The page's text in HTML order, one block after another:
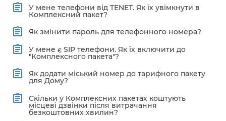
У мене телефони від TENET. Як їх увімкнути в
Комплексний пакет?
Як змінити пароль для телефонного номера?
У мене є SIP телефони. Як їх включити до
"Комплексного пакета"?
Як додати міський номер до тарифного пакету
для Дому?
Скільки у Комплексних пакетах коштують
місцеві дзвінки після витрачання
безкоштовних хвилин?